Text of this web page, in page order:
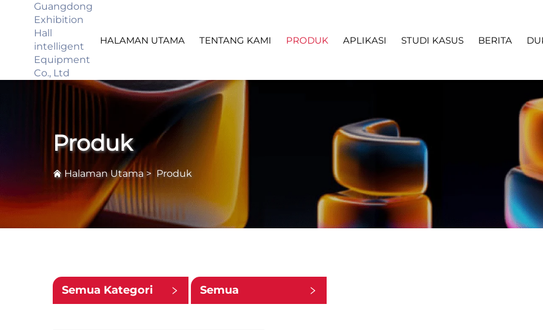
Guangdong
Exhibition
Hall
intelligent
Equipment
Co., Ltd
HALAMAN UTAMA TENTANG KAMI PRODUK APLIKASI STUDI KASUS BERITA
Produk
Halaman Utama> Produk
Semua Kategori Semua